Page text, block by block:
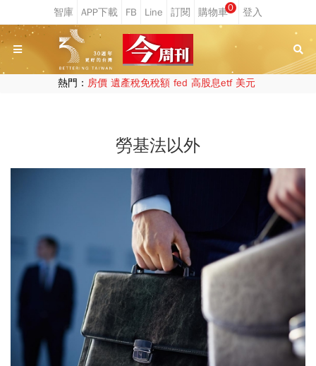
0
熱門： 房價 遺產稅免稅額 fed 高股息etf 美元
勞基法以外